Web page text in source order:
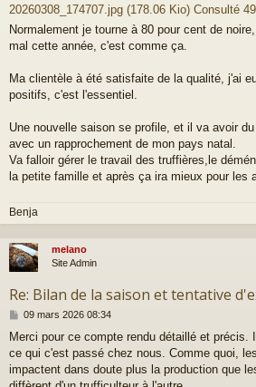
20260308_174707.jpg (178.06 Kio) Consulté
Normalement je tourne à 80 pour cent de
mal cette année, c'est comme ça.
Ma clientèle à été satisfaite de la qualité, j'ai
positifs, c'est l'essentiel.
Une nouvelle saison se profile, et il va avoir
avec un rapprochement de mon pays natal.
Va falloir gérer le travail des truffières,le
la petite famille et après ça ira mieux pour les
Benja
melano
Site Admin
Re: Bilan de la saison et tentative
M
s
s
a
g
09 mars 2026 08:34
Merci pour ce compte rendu détaillé et
ce qui c'est passé chez nous. Comme quoi,
impactent dans doute plus la production que